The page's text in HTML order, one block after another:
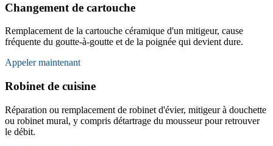
Changement de cartouche
Remplacement de la cartouche céramique d'un mitigeur, cause
fréquente du goutte-à-goutte et de la poignée qui devient dure.
Appeler maintenant
Robinet de cuisine
Réparation ou remplacement de robinet d'évier, mitigeur à douchette
ou robinet mural, y compris détartrage du mousseur pour retrouver
le débit.